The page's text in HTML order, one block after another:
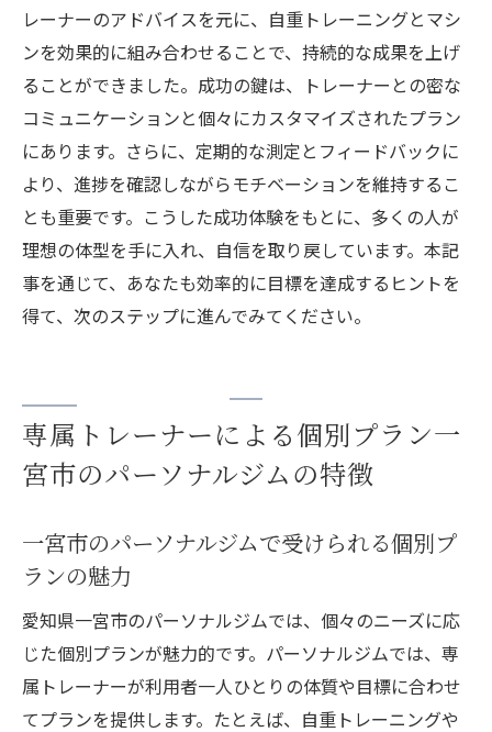
レーナーのアドバイスを元に、自重トレーニングとマシ
ンを効果的に組み合わせることで、持続的な成果を上げ
ることができました。成功の鍵は、トレーナーとの密な
コミュニケーションと個々にカスタマイズされたプラン
にあります。さらに、定期的な測定とフィードバックに
より、進捗を確認しながらモチベーションを維持するこ
とも重要です。こうした成功体験をもとに、多くの人が
理想の体型を手に入れ、自信を取り戻しています。本記
事を通じて、あなたも効率的に目標を達成するヒントを
得て、次のステップに進んでみてください。
専属トレーナーによる個別プラン一
宮市のパーソナルジムの特徴
一宮市のパーソナルジムで受けられる個別プ
ランの魅力
愛知県一宮市のパーソナルジムでは、個々のニーズに応
じた個別プランが魅力的です。パーソナルジムでは、専
属トレーナーが利用者一人ひとりの体質や目標に合わせ
てプランを提供します。たとえば、自重トレーニングや